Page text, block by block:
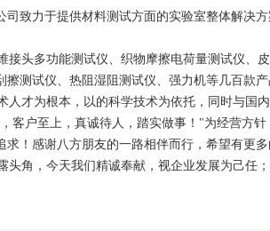
司致力于提供材料测试方面的实验室整体解决
头多功能测试仪、织物摩擦电荷量测试仪、
擦测试仪、热阻湿阻测试仪、强力机等几百款产
才为根本，以的科学技术为依托，同时与国
客户至上，真诚待人，踏实做事！"为经营方
求！感谢八方朋友的一路相伴而行，希望有更
角，今天我们精诚奉献，视企业发展为己任